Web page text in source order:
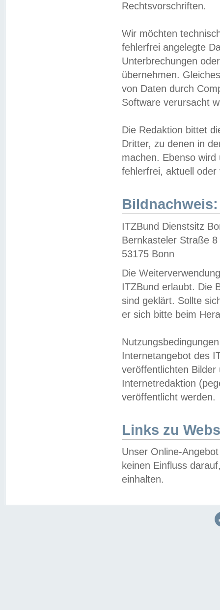
Rechtsvorschriften.
Wir möchten
fehlerfrei angelegte
Unterbrechungen
übernehmen.
von Daten durch
Software verursacht
Die Redaktion bittet
Dritter, zu denen in
machen. Ebenso
fehlerfrei, aktuell oder
Bildnachweis:
ITZBund Dienstsitz
Bernkasteler Straße 8
53175 Bonn
Die
ITZBund erlaubt. Die
sind geklärt. Sollte
er sich bitte beim
Internetangebot des
veröffentlichten
Internetredaktion
veröffentlicht werden.
Links zu
Unser Online-
keinen Einfluss
einhalten.